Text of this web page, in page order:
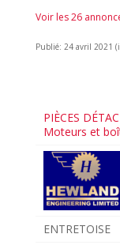
Voir les 26
Publié: 24 avril 2021
PIÈCES
Moteurs et
ENTRETOISE